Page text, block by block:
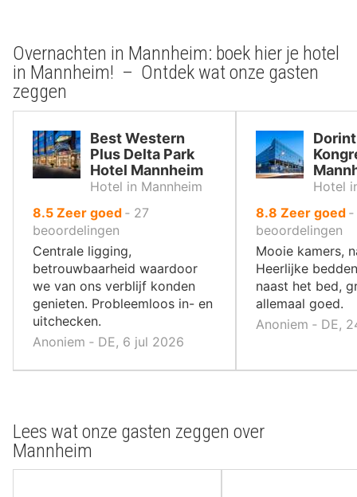
Overnachten in Mannheim: boek hier je hotel
in Mannheim! – Ontdek wat onze gasten
zeggen
Best Western
Plus Delta Park
Hotel Mannheim
Hotel in Mannheim
8.5uit
10
,
Zeer goed ‐ 27
beoordelingen
Centrale ligging,
betrouwbaarheid waardoor
we van ons verblijf konden
genieten. Probleemloos in- en
uitchecken.
Anoniem ‐ DE, 6 jul 2026
Dorint
Hotel
8.8 uit
10
,
Zeer goed ‐
beoordelingen
Mooie kamers,
Heerlijke
naast het bed,
allemaal goed.
Anoniem ‐ DE,
Lees wat onze gasten zeggen over
Mannheim